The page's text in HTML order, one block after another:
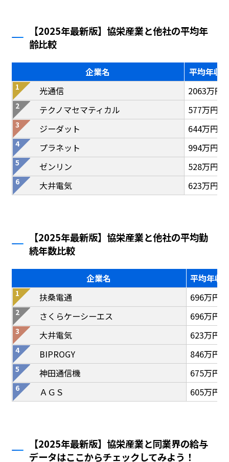
【2025年最新版】協栄産業と他社の平均年
齢比較
企業名
平均年収
光通信
2063万円
テクノマセマティカル
577万円
ジーダット
644万円
プラネット
994万円
ゼンリン
528万円
大井電気
623万円
【2025年最新版】協栄産業と他社の平均勤
続年数比較
企業名
平均年収
扶桑電通
696万円
さくらケーシーエス
696万円
大井電気
623万円
BIPROGY
846万円
神田通信機
675万円
ＡＧＳ
605万円
【2025年最新版】協栄産業と同業界の給与
データはここからチェックしてみよう！